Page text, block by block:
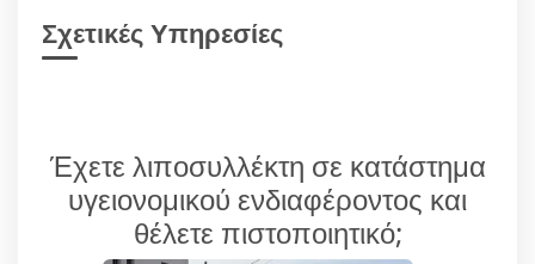
Σχετικές Υπηρεσίες
Έχετε λιποσυλλέκτη σε κατάστημα
υγειονομικού ενδιαφέροντος και
θέλετε πιστοποιητικό;